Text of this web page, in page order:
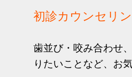
初診カウンセリ
歯並び・咬み合わせ
りたいことなど、お